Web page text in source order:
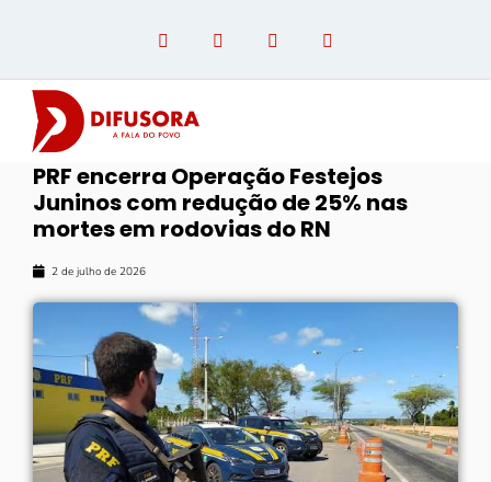
PRF encerra Operação Festejos
Juninos com redução de 25% nas
mortes em rodovias do RN
2 de julho de 2026